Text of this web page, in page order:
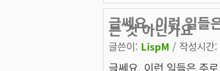
글쎄요. 이런 일들
는 것 아닌가요
글쓴이: LispM / 작성시
글쎄요. 이런 일들은 주